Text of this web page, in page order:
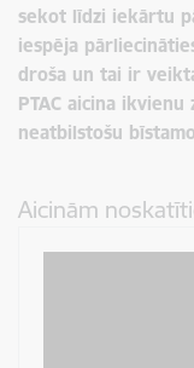
sekot līdzi iekārtu
iespēja
droša un tai ir
PTAC aicina
neatbilstošu
Aicinām